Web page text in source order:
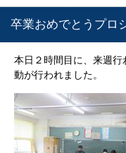
卒業おめでとうプロ
本日２時間目に、来週
動が行われました。